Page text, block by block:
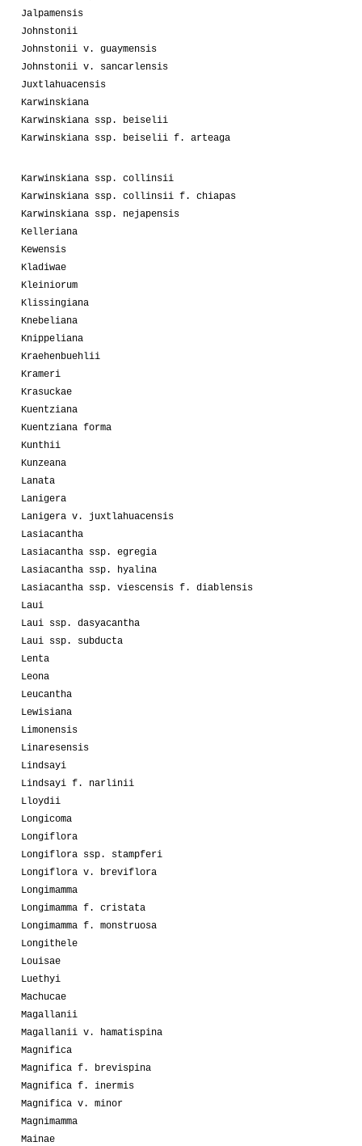
Jalpamensis
Johnstonii
Johnstonii v. guaymensis
Johnstonii v. sancarlensis
Juxtlahuacensis
Karwinskiana
Karwinskiana ssp. beiselii
Karwinskiana ssp. beiselii f. arteaga
Karwinskiana ssp. collinsii
Karwinskiana ssp. collinsii f. chiapas
Karwinskiana ssp. nejapensis
Kelleriana
Kewensis
Kladiwae
Kleiniorum
Klissingiana
Knebeliana
Knippeliana
Kraehenbuehlii
Krameri
Krasuckae
Kuentziana
Kuentziana forma
Kunthii
Kunzeana
Lanata
Lanigera
Lanigera v. juxtlahuacensis
Lasiacantha
Lasiacantha ssp. egregia
Lasiacantha ssp. hyalina
Lasiacantha ssp. viescensis f. diablensis
Laui
Laui ssp. dasyacantha
Laui ssp. subducta
Lenta
Leona
Leucantha
Lewisiana
Limonensis
Linaresensis
Lindsayi
Lindsayi f. narlinii
Lloydii
Longicoma
Longiflora
Longiflora ssp. stampferi
Longiflora v. breviflora
Longimamma
Longimamma f. cristata
Longimamma f. monstruosa
Longithele
Louisae
Luethyi
Machucae
Magallanii
Magallanii v. hamatispina
Magnifica
Magnifica f. brevispina
Magnifica f. inermis
Magnifica v. minor
Magnimamma
Mainae